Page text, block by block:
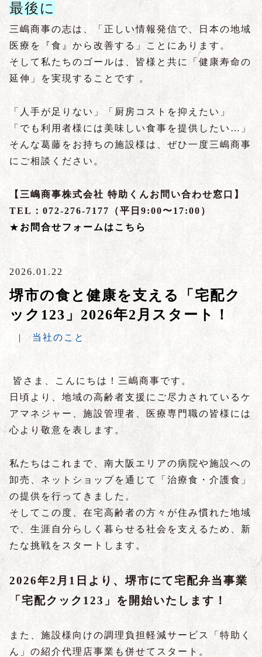
最後に
三嶋商事の志は、「正しい情報発信で、日本の地域
医療を『食』から改善する」ことにあります。
そして私たちのゴールは、皆様と共に「健康寿命の
延伸」を実現することです 。
「人手が足りない」「厨房コストを抑えたい」
「でも利用者様には美味しい食事を提供したい…」
そんな葛藤をお持ちの施設様は、ぜひ一度三嶋商事
にご相談ください。
【三嶋商事株式会社 特助くんお問い合わせ窓口】
TEL：072-276-7177（平日9:00〜17:00）
★ お問合せフォームはこちら
2026.01.22
堺市の食と健康を支える「宅配ク
ック123」2026年2月スタート！
| 当社のこと
皆さま、こんにちは！三嶋商事です。
日頃より、地域の高齢者支援にご尽力されているケ
アマネジャー、施設管理者、医療専門職の皆様には
心より敬意を表します。
私たちはこれまで、南大阪エリアの病院や施設への
卸売、ネットショップを通じて「治療食・介護食」
の提供を行ってきました。
そしてこの度、在宅高齢者の方々が住み慣れた地域
で、生涯自分らしく暮らせる社会を支えるため、新
たな挑戦をスタートします。
2026年2月1日より、堺市にて宅配弁当事業
「宅配クック123」を開始いたします！
また、施設様向けの調理負担軽減サービス「特助く
ん」の紹介代理店事業も併せてスタート。